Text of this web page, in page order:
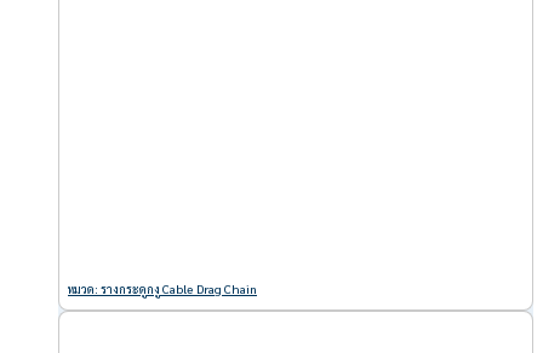
หมวด: รางกระดูกงู Cable Drag Chain